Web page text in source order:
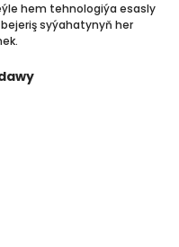
hem tehnologiýa esasly
syýahatynyň her